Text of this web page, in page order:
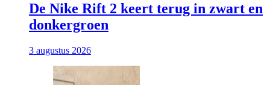
De Nike Rift 2 keert terug in zwart en
donkergroen
3 augustus 2026